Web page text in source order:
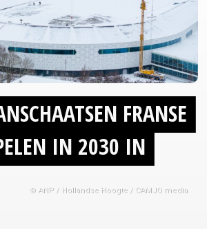
© ANP / Hollandse Hoogte / CAMJO media
FRANSE
IN 2030 IN